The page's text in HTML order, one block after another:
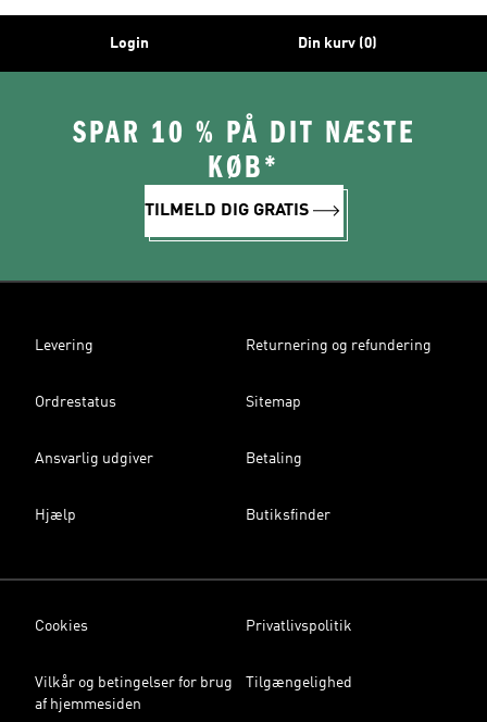
Login Din kurv (0)
SPAR 10 % PÅ DIT NÆSTE
KØB*
TILMELD DIG GRATIS
Levering Returnering og refundering
Ordrestatus Sitemap
Ansvarlig udgiver Betaling
Hjælp Butiksfinder
Cookies Privatlivspolitik
Vilkår og betingelser for brug
af hjemmesiden
Tilgængelighed